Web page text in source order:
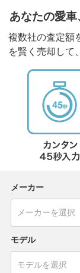
あなたの愛車
複数社の査定額
を賢く売却して
メーカー
モデル